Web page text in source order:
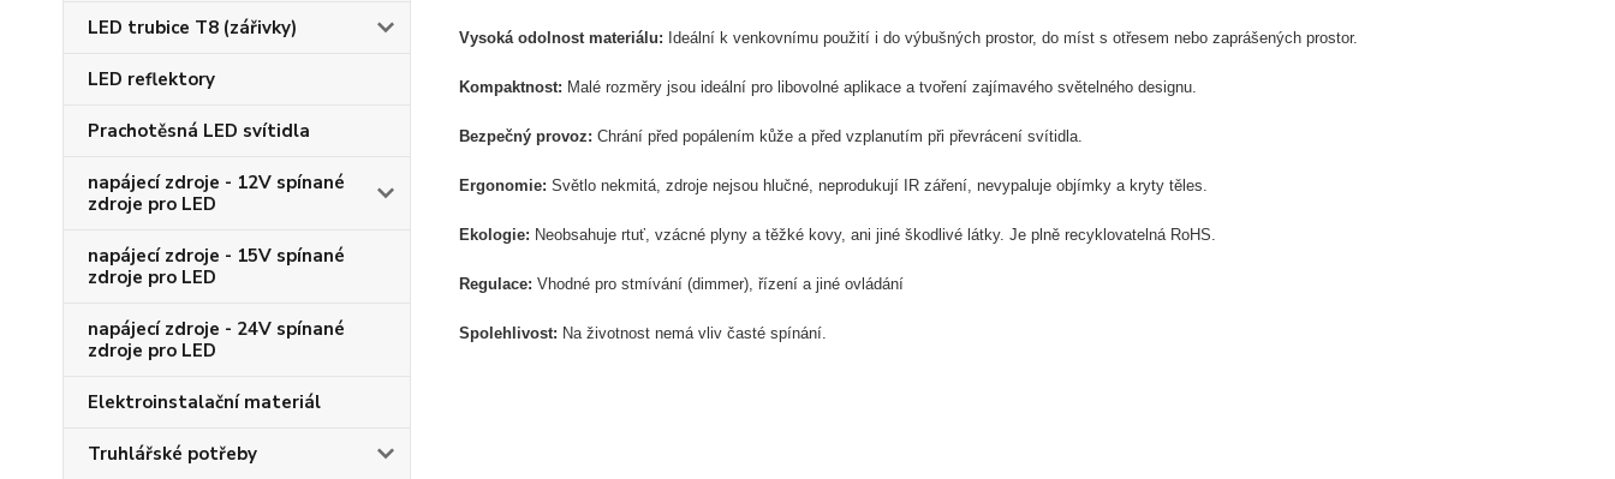
LED trubice T8 (zářivky)
LED reflektory
Prachotěsná LED svítidla
napájecí zdroje - 12V spínané
zdroje pro LED
napájecí zdroje - 15V spínané
zdroje pro LED
napájecí zdroje - 24V spínané
zdroje pro LED
Elektroinstalační materiál
Truhlářské potřeby
Vysoká odolnost materiálu: Ideální k venkovnímu použití i do výbušných prostor, do míst s otřesem nebo zaprášených prostor.
Kompaktnost: Malé rozměry jsou ideální pro libovolné aplikace a tvoření zajímavého světelného designu.
Bezpečný provoz: Chrání před popálením kůže a před vzplanutím při převrácení svítidla.
Ergonomie: Světlo nekmitá, zdroje nejsou hlučné, neprodukují IR záření, nevypaluje objímky a kryty těles.
Ekologie: Neobsahuje rtuť, vzácné plyny a těžké kovy, ani jiné škodlivé látky. Je plně recyklovatelná RoHS.
Regulace: Vhodné pro stmívání (dimmer), řízení a jiné ovládání
Spolehlivost: Na životnost nemá vliv časté spínání.